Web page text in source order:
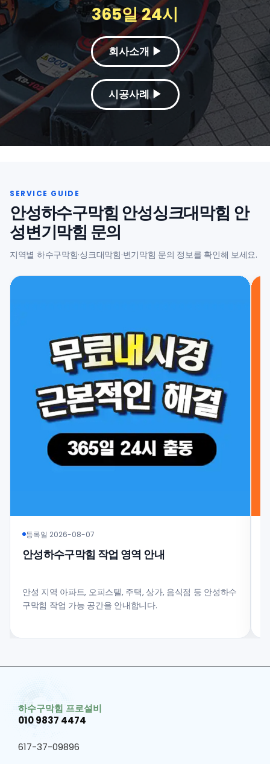
365일 24시
회사소개 ▶
시공사례 ▶
안성하수구막힘 안성싱크대막힘 안
성변기막힘 문의
안성하수구막힘 작업 영역 안내
등록일 2026-08-07
안성 지역 아파트, 오피스텔, 주택, 상가, 음식점 등 안성하수
구막힘 작업 가능 공간을 안내합니다.
하수구막힘 프로설비
010 9837 4474
617-37-09896